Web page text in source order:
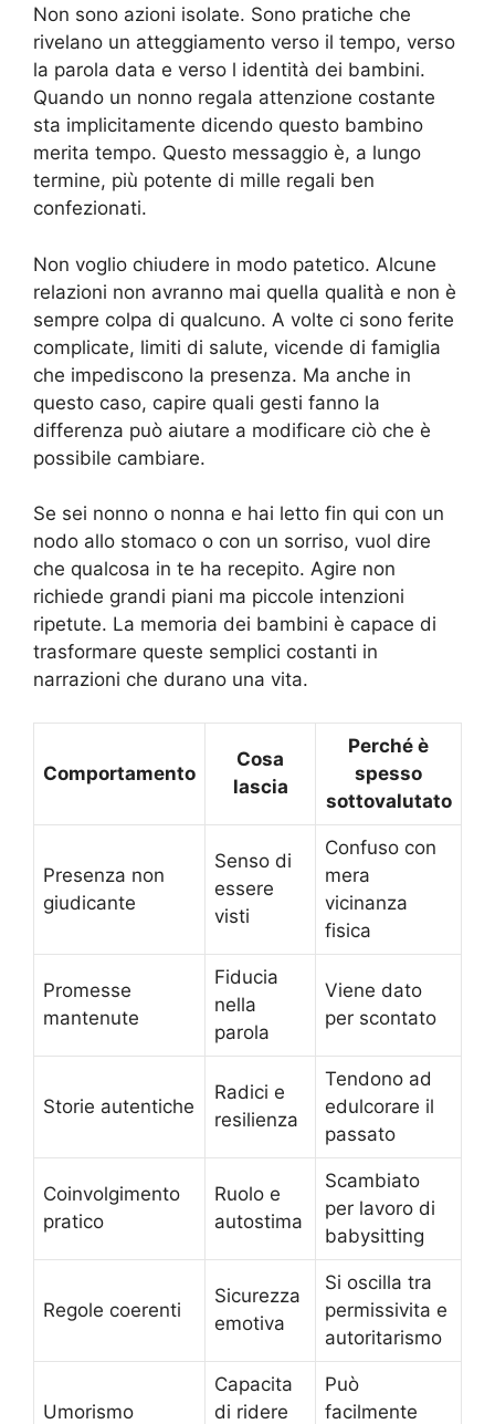
Non sono azioni isolate. Sono pratiche che
rivelano un atteggiamento verso il tempo, verso
la parola data e verso l identità dei bambini.
Quando un nonno regala attenzione costante
sta implicitamente dicendo questo bambino
merita tempo. Questo messaggio è, a lungo
termine, più potente di mille regali ben
confezionati.
Non voglio chiudere in modo patetico. Alcune
relazioni non avranno mai quella qualità e non è
sempre colpa di qualcuno. A volte ci sono ferite
complicate, limiti di salute, vicende di famiglia
che impediscono la presenza. Ma anche in
questo caso, capire quali gesti fanno la
differenza può aiutare a modificare ciò che è
possibile cambiare.
Se sei nonno o nonna e hai letto fin qui con un
nodo allo stomaco o con un sorriso, vuol dire
che qualcosa in te ha recepito. Agire non
richiede grandi piani ma piccole intenzioni
ripetute. La memoria dei bambini è capace di
trasformare queste semplici costanti in
narrazioni che durano una vita.
Comportamento
Cosa
lascia
Perché è
spesso
sottovalutato
Presenza non
giudicante
Senso di
essere
visti
Confuso con
mera
vicinanza
fisica
Promesse
mantenute
Fiducia
nella
parola
Viene dato
per scontato
Storie autentiche
Radici e
resilienza
Tendono ad
edulcorare il
passato
Coinvolgimento
pratico
Ruolo e
autostima
Scambiato
per lavoro di
babysitting
Regole coerenti
Sicurezza
emotiva
Si oscilla tra
permissivita e
autoritarismo
Umorismo
Capacita
di ridere
Può
facilmente